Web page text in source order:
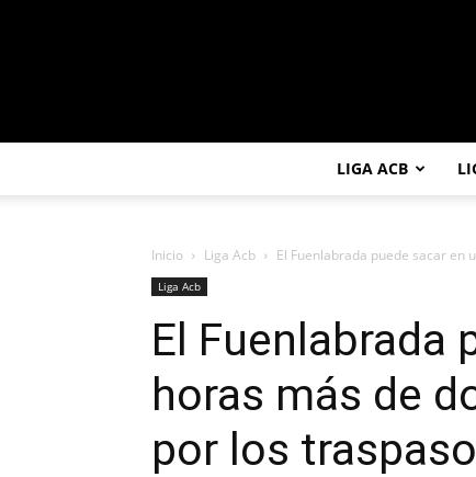
LIGA ACB
Inicio Liga Acb El Fuenlabrada puede sacar en
Liga Acb
El Fuenlabrada
horas más de
por los